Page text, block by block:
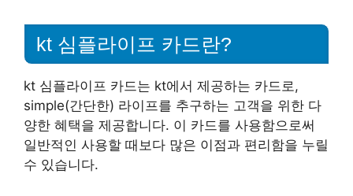
kt 심플라이프 카드란?
kt 심플라이프 카드는 kt에서 제공하는 카드로,
simple(간단한) 라이프를 추구하는 고객을 위한 다
양한 혜택을 제공합니다. 이 카드를 사용함으로써
일반적인 사용할 때보다 많은 이점과 편리함을 누릴
수 있습니다.